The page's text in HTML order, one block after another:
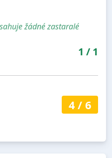
žádné zastaralé
1 / 1
4/ 6